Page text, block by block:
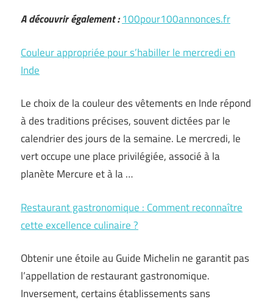
A découvrir également : 100pour100annonces.fr
Couleur appropriée pour s’habiller le mercredi en
Inde
Le choix de la couleur des vêtements en Inde répond
à des traditions précises, souvent dictées par le
calendrier des jours de la semaine. Le mercredi, le
vert occupe une place privilégiée, associé à la
planète Mercure et à la …
Restaurant gastronomique : Comment reconnaître
cette excellence culinaire ?
Obtenir une étoile au Guide Michelin ne garantit pas
l’appellation de restaurant gastronomique.
Inversement, certains établissements sans